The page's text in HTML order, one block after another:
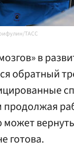
ТАСС
в
обратный
продолжая
может
готова.